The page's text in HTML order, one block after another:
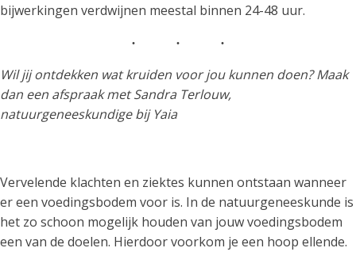
bijwerkingen verdwijnen meestal binnen 24-48 uur.
Wil jij ontdekken wat kruiden voor jou kunnen doen? Maak
dan een afspraak met Sandra Terlouw,
natuurgeneeskundige bij Yaia
Vervelende klachten en ziektes kunnen ontstaan wanneer
er een voedingsbodem voor is. In de natuurgeneeskunde is
het zo schoon mogelijk houden van jouw voedingsbodem
een van de doelen. Hierdoor voorkom je een hoop ellende.